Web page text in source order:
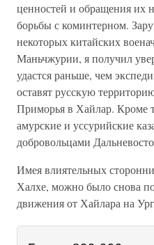
ценностей и обращения их
борьбы с коминтерном.
некоторых китайских
Маньчжурии, я получил
удастся раньше, чем
оставят русскую
Приморья в Хайлар. Кроме
амурские и уссурийские
добровольцами
Имея влиятельных
Халхе, можно было снова
движения от Хайлара на